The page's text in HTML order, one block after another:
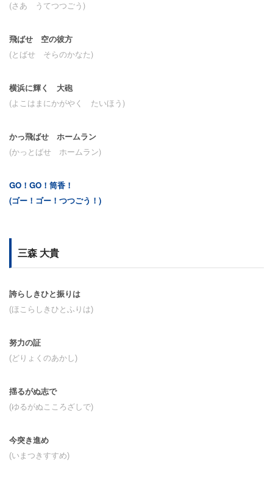
(さあ うてつつごう)
飛ばせ 空の彼方
(とばせ そらのかなた)
横浜に輝く 大砲
(よこはまにかがやく たいほう)
かっ飛ばせ ホームラン
(かっとばせ ホームラン)
GO！GO！筒香！
(ゴー！ゴー！つつごう！)
三森 大貴
誇らしきひと振りは
(ほこらしきひとふりは)
努力の証
(どりょくのあかし)
揺るがぬ志で
(ゆるがぬこころざしで)
今突き進め
(いまつきすすめ)